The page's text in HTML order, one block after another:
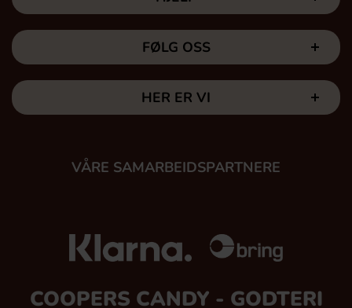
FØLG OSS
HER ER VI
VÅRE SAMARBEIDSPARTNERE
COOPERS CANDY - GODTERI